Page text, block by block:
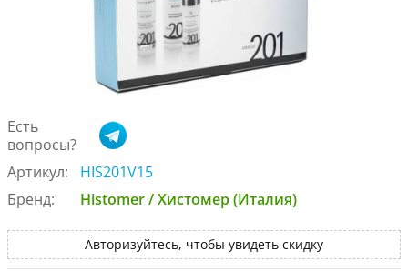
Есть
вопросы?
Артикул:
HIS201V15
Бренд:
Histomer / Хистомер (Италия)
Авторизуйтесь, чтобы увидеть скидку